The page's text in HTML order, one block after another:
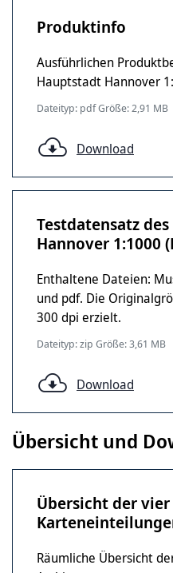
Produktinfo
Ausführlichen
Hauptstadt Hannover
Dateityp: pdf Größe: 2,91 MB
Download
Testdatensatz
Hannover 1:1000
Enthaltene Dateien:
und pdf. Die
300 dpi erzielt.
Dateityp: zip Größe: 3,61 MB
Download
Übersicht und
Übersicht der
Räumliche Übersicht